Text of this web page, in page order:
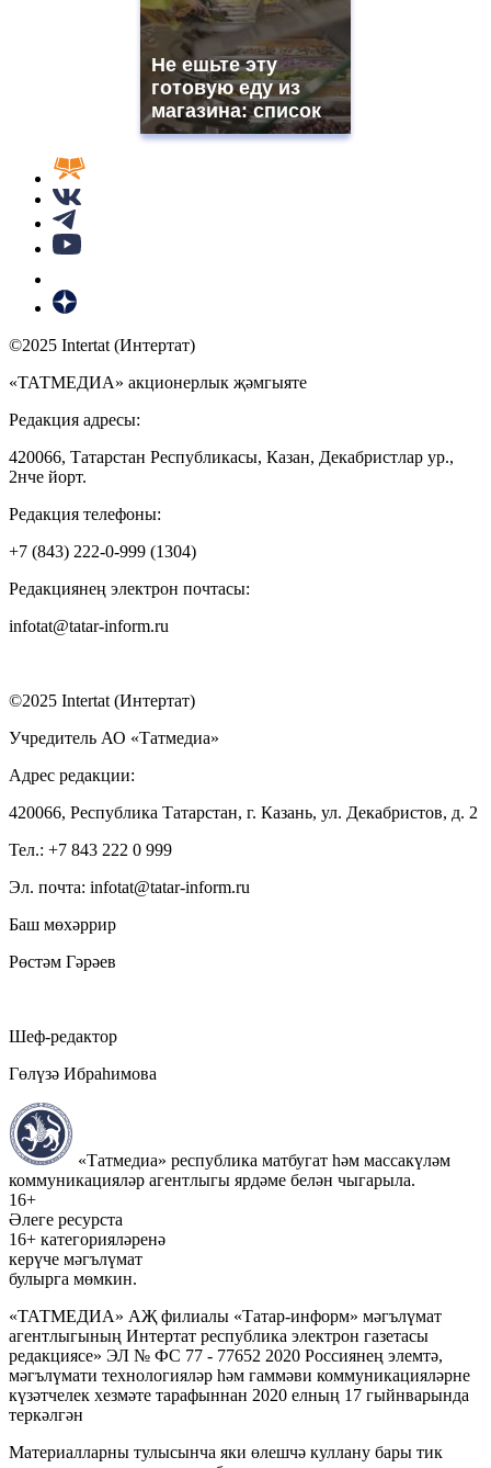
Не ешьте эту
готовую еду из
магазина: список
©2025 Intertat (Интертат)
«ТАТМЕДИА» акционерлык җәмгыяте
Редакция адресы:
420066, Татарстан Республикасы, Казан, Декабристлар ур.,
2нче йорт.
Редакция телефоны:
+7 (843) 222-0-999 (1304)
Редакциянең электрон почтасы:
infotat@tatar-inform.ru
©2025 Intertat (Интертат)
Учредитель АО «Татмедиа»
Адрес редакции:
420066, Республика Татарстан, г. Казань, ул. Декабристов, д. 2
Тел.: +7 843 222 0 999
Эл. почта: infotat@tatar-inform.ru
Баш мөхәррир
Рөстәм Гәрәев
Шеф-редактор
Гөлүзә Ибраһимова
«Татмедиа» республика матбугат һәм массакүләм
коммуникацияләр агентлыгы ярдәме белән чыгарыла.
16+
Әлеге ресурста
16+ категорияләренә
керүче мәгълүмат
булырга мөмкин.
«ТАТМЕДИА» АҖ филиалы «Татар-информ» мәгълүмат
агентлыгының Интертат республика электрон газетасы
редакциясе» ЭЛ № ФС 77 - 77652 2020 Россиянең элемтә,
мәгълүмати технологияләр һәм гаммәви коммуникацияләрне
күзәтчелек хезмәте тарафыннан 2020 елның 17 гыйнварында
теркәлгән
Материалларны тулысынча яки өлешчә куллану бары тик